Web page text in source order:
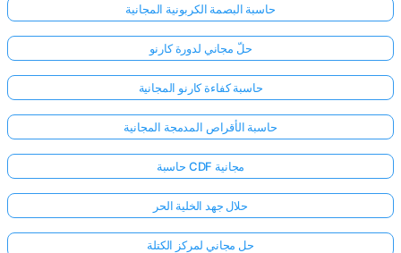
حاسبة البصمة الكربونية المجانية
حلّ مجاني لدورة كارنو
حاسبة كفاءة كارنو المجانية
حاسبة الأقراص المدمجة المجانية
حاسبة CDF مجانية
حلال جهد الخلية الحر
حل مجاني لمركز الكتلة